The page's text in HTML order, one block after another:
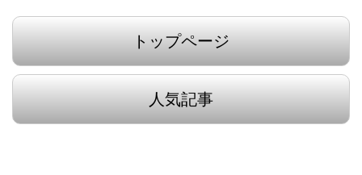
トップページ
人気記事